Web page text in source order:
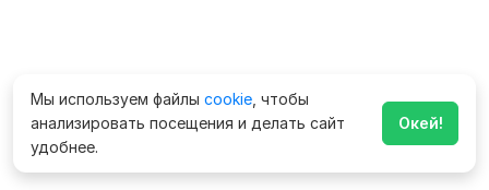
Мы используем файлы cookie , чтобы
анализировать посещения и делать сайт
удобнее.
Окей!